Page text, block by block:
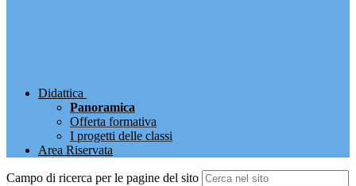
Didattica
Panoramica
Offerta formativa
I progetti delle classi
Area Riservata
Campo di ricerca per le pagine del sito